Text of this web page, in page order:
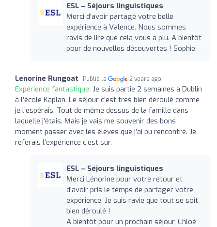
ESL – Séjours linguistiques
Merci d'avoir partagé votre belle
expérience à Valence. Nous sommes
ravis de lire que cela vous a plu. A bientôt
pour de nouvelles découvertes ! Sophie
Lenorine Rungoat Publié le 2 years ago
Expérience fantastique: Je suis partie 2 semaines à Dublin
à l’école Kaplan. Le séjour c’est tres bien déroulé comme
je l’espérais. Tout de même dessus de la famille dans
laquelle j’étais. Mais je vais me souvenir des bons
moment passer avec les élèves que j’ai pu rencontré. Je
referais l’expérience c’est sur.
ESL – Séjours linguistiques
Merci Lénorine pour votre retour et
d’avoir pris le temps de partager votre
expérience. Je suis ravie que tout se soit
bien déroulé !
A bientôt pour un prochain séjour, Chloé